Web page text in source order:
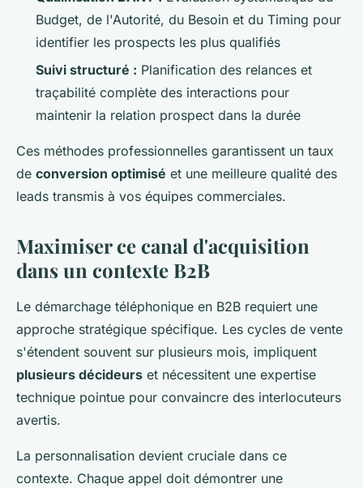
Budget, de l'Autorité, du Besoin et du Timing pour
identifier les prospects les plus qualifiés
Suivi structuré : Planification des relances et
traçabilité complète des interactions pour
maintenir la relation prospect dans la durée
Ces méthodes professionnelles garantissent un taux
de conversion optimisé et une meilleure qualité des
leads transmis à vos équipes commerciales.
Maximiser ce canal d'acquisition
dans un contexte B2B
Le démarchage téléphonique en B2B requiert une
approche stratégique spécifique. Les cycles de vente
s'étendent souvent sur plusieurs mois, impliquent
plusieurs décideurs et nécessitent une expertise
technique pointue pour convaincre des interlocuteurs
avertis.
La personnalisation devient cruciale dans ce
contexte. Chaque appel doit démontrer une